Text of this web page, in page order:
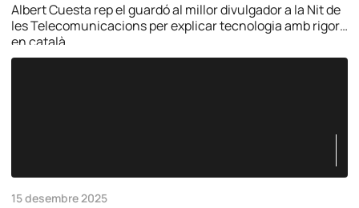
Albert Cuesta rep el guardó al millor divulgador a la Nit de
les Telecomunicacions per explicar tecnologia amb rigor i
en català.
15 desembre 2025